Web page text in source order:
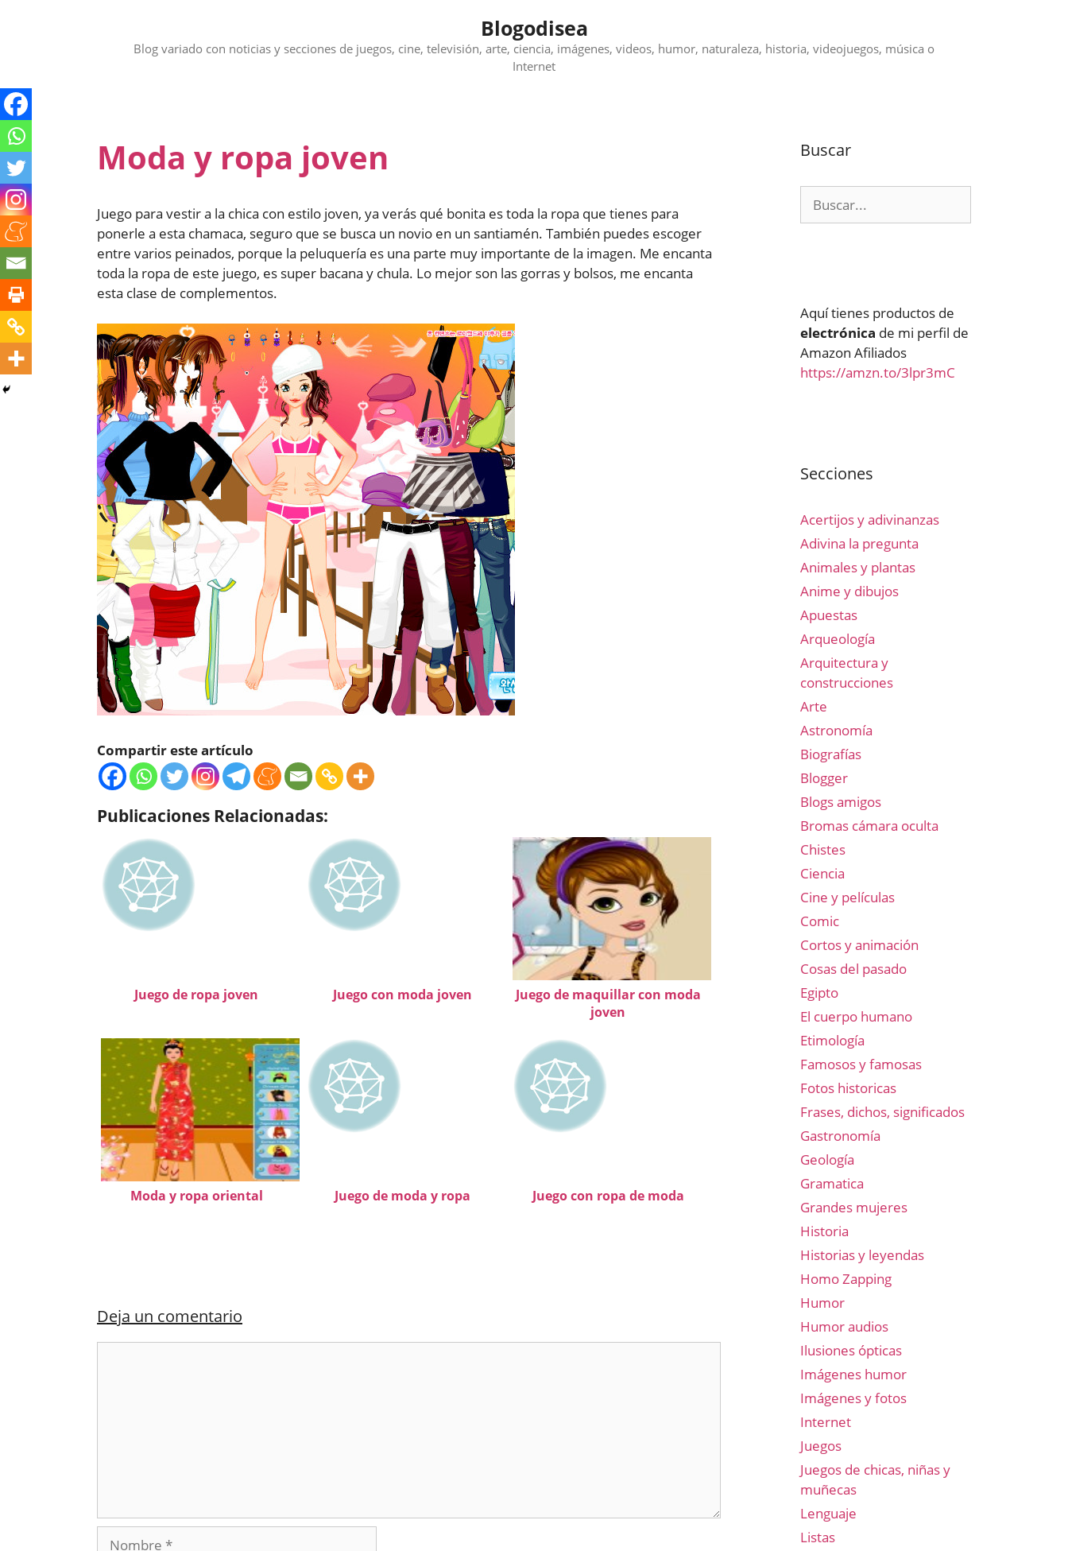
Blogodisea
Blog variado con noticias y secciones de juegos, cine, televisión, arte, ciencia, imágenes, videos, humor, naturaleza, historia, videojuegos, música o
Internet
Moda y ropa joven
Juego para vestir a la chica con estilo joven, ya verás qué bonita es toda la ropa que tienes para
ponerle a esta chamaca, seguro que se busca un novio en un santiamén. También puedes escoger
entre varios peinados, porque la peluquería es una parte muy importante de la imagen. Me encanta
toda la ropa de este juego, es super bacana y chula. Lo mejor son las gorras y bolsos, me encanta
esta clase de complementos.
Compartir este artículo
Publicaciones Relacionadas:
Juego de ropa joven Juego con moda joven
Juego de maquillar con moda
joven
Moda y ropa oriental Juego de moda y ropa Juego con ropa de moda
Deja un comentario
Nombre
Buscar
Aquí tienes productos de
electrónica de mi perfil de
Amazon Afiliados
https://amzn.to/3lpr3mC
Secciones
Acertijos y adivinanzas
Adivina la pregunta
Animales y plantas
Anime y dibujos
Apuestas
Arqueología
Arquitectura y
construcciones
Arte
Astronomía
Biografías
Blogger
Blogs amigos
Bromas cámara oculta
Chistes
Ciencia
Cine y películas
Comic
Cortos y animación
Cosas del pasado
Egipto
El cuerpo humano
Etimología
Famosos y famosas
Fotos historicas
Frases, dichos, significados
Gastronomía
Geología
Gramatica
Grandes mujeres
Historia
Historias y leyendas
Homo Zapping
Humor
Humor audios
Ilusiones ópticas
Imágenes humor
Imágenes y fotos
Internet
Juegos
Juegos de chicas, niñas y
muñecas
Lenguaje
Listas